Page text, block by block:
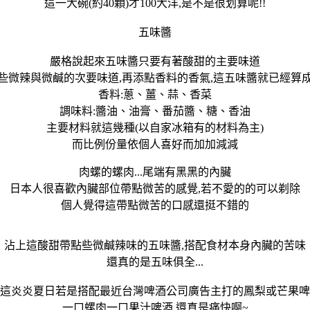
這一大碗(約40顆)才100大洋,是不是很划算呢!!
五味醬
嚴格說起來五味醬只要有著酸甜的主要味道
微辣與微鹹的次要味道,再添點香料的香氣,這五味醬就已經算
香料:蔥、薑、蒜、香菜
調味料:醬油、油膏、番茄醬、糖、香油
主要材料就這幾種(以自家冰箱有的材料為主)
而比例份量依個人喜好而加加減減
肉螺的螺肉...尾端有黑黑的內臟
日本人很喜歡內臟部位帶點微苦的感覺,若不愛的的可以剃除
個人覺得這帶點微苦的口感還挺不錯的
沾上這酸甜帶點些微鹹辣味的五味醬,搭配食材本身內臟的苦味
還真的是五味俱全...
炎炎夏日若是搭配最近台灣啤酒公司廣告主打的鳳梨或芒果
一口螺肉一口果汁啤酒,還真是痛快啊~